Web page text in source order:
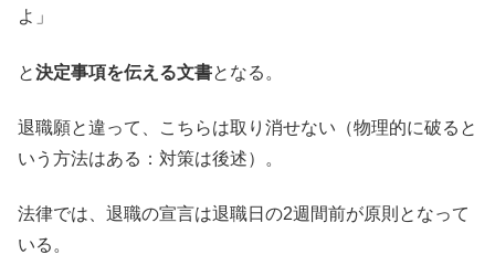
よ」
と決定事項を伝える文書となる。
退職願と違って、こちらは取り消せない（物理的に破ると
いう方法はある：対策は後述）。
法律では、退職の宣言は退職日の2週間前が原則となって
いる。